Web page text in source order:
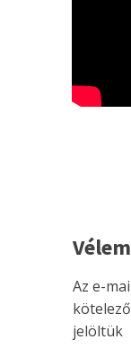
Az e-
jelöltük